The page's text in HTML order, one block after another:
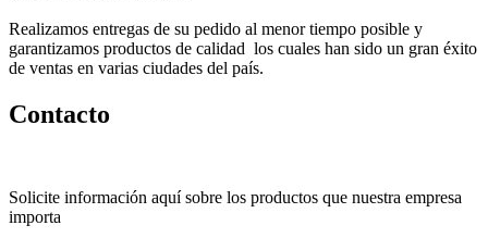
Realizamos entregas de su pedido al menor tiempo posible y
garantizamos productos de calidad los cuales han sido un gran éxito
de ventas en varias ciudades del país.
Contacto
Solicite información aquí sobre los productos que nuestra empresa
importa